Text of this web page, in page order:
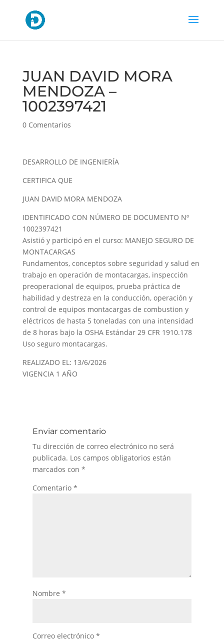
JUAN DAVID MORA
MENDOZA –
1002397421
0 Comentarios
DESARROLLO DE INGENIERÍA
CERTIFICA QUE
JUAN DAVID MORA MENDOZA
IDENTIFICADO CON NÚMERO DE DOCUMENTO Nº
1002397421
Asistió y participó en el curso: MANEJO SEGURO DE
MONTACARGAS
Fundamentos, conceptos sobre seguridad y salud en
trabajo en operación de montacargas, inspección
preoperacional de equipos, prueba práctica de
habilidad y destreza en la conducción, operación y
control de equipos montacargas de combustion y
eléctricos de hasta 5 toneladas con una intensidad
de 8 horas bajo la OSHA Estándar 29 CFR 1910.178
Uso seguro montacargas.
REALIZADO EL: 13/6/2026
VIGENCIA 1 AÑO
Enviar comentario
Tu dirección de correo electrónico no será
publicada. Los campos obligatorios están
marcados con *
Comentario *
Nombre *
Correo electrónico *